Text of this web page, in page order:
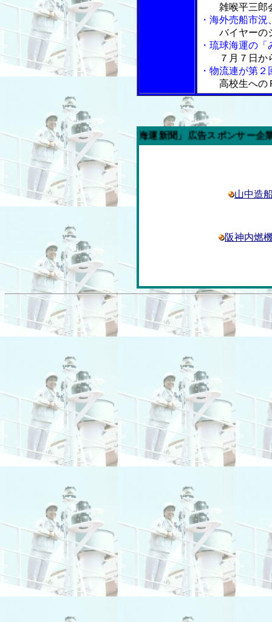
雑喉平三郎
・海外売船市
バイヤーの
・琉球海運の
７月７日か
・物流連が第
高校生への
今週の「内航海運新聞」広告スポンサー企業
山中造
阪神内燃